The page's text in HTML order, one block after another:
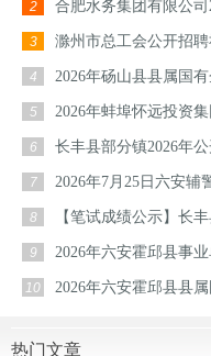
2 合肥水务集团有限公
3 滁州市总工会公开招
4 2026年砀山县县属国
5 2026年蚌埠怀远投资
6 长丰县部分镇2026年
7 2026年7月25日六安辅
8 【笔试成绩公示】长
9 2026年六安霍邱县事
10 2026年六安霍邱县县
热门文章